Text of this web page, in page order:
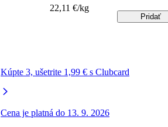
Kúpte 3, ušetrite 1,99 € s Clubcard
Cena je platná do 13. 9. 2026
22,11 €/kg
Pridať